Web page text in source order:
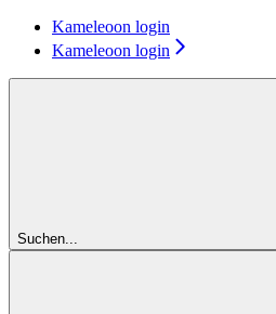
Kameleoon login
Kameleoon login
Suchen...